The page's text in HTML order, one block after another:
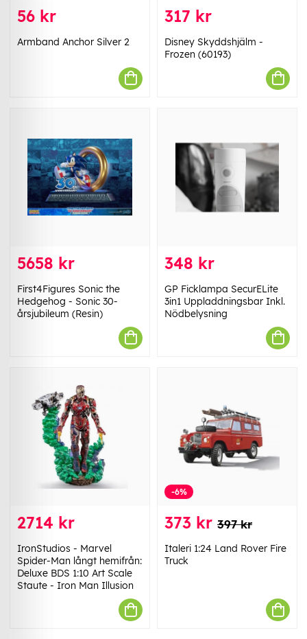
56 kr
Armband Anchor Silver 2
317 kr
Disney Skyddshjälm -
Frozen (60193)
5658 kr
First4Figures Sonic the
Hedgehog - Sonic 30-
årsjubileum (Resin)
348 kr
GP Ficklampa SecurELite
3in1 Uppladdningsbar Inkl.
Nödbelysning
2714 kr
IronStudios - Marvel
Spider-Man långt hemifrån:
Deluxe BDS 1:10 Art Scale
Staute - Iron Man Illusion
-6%
373 kr 397 kr
Italeri 1:24 Land Rover Fire
Truck